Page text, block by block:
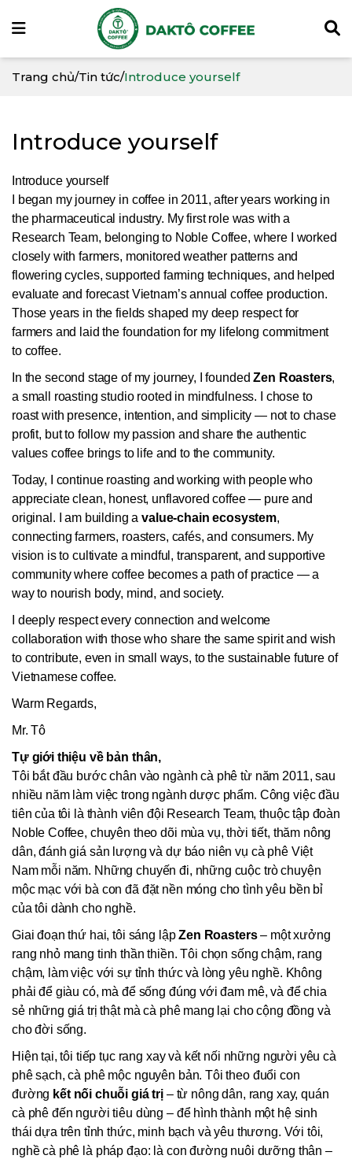
Trang chủ/Tin tức/Introduce yourself
Introduce yourself
Introduce yourself
I began my journey in coffee in 2011, after years working in
the pharmaceutical industry. My first role was with a
Research Team, belonging to Noble Coffee, where I worked
closely with farmers, monitored weather patterns and
flowering cycles, supported farming techniques, and helped
evaluate and forecast Vietnam’s annual coffee production.
Those years in the fields shaped my deep respect for
farmers and laid the foundation for my lifelong commitment
to coffee.
In the second stage of my journey, I foundedZen Roasters,
a small roasting studio rooted in mindfulness. I chose to
roast with presence, intention, and simplicity — not to chase
profit, but to follow my passion and share the authentic
values coffee brings to life and to the community.
Today, I continue roasting and working with people who
appreciate clean, honest, unflavored coffee — pure and
original. I am building avalue-chain ecosystem,
connecting farmers, roasters, cafés, and consumers. My
vision is to cultivate a mindful, transparent, and supportive
community where coffee becomes a path of practice — a
way to nourish body, mind, and society.
I deeply respect every connection and welcome
collaboration with those who share the same spirit and wish
to contribute, even in small ways, to the sustainable future of
Vietnamese coffee.
Warm Regards,
Mr. Tô
Tự giới thiệu về bản thân,
Tôi bắt đầu bước chân vào ngành cà phê từ năm 2011, sau
nhiều năm làm việc trong ngành dược phẩm. Công việc đầu
tiên của tôi là thành viên đội Research Team, thuộc tập đoàn
Noble Coffee, chuyên theo dõi mùa vụ, thời tiết, thăm nông
dân, đánh giá sản lượng và dự báo niên vụ cà phê Việt
Nam mỗi năm. Những chuyến đi, những cuộc trò chuyện
mộc mạc với bà con đã đặt nền móng cho tình yêu bền bỉ
của tôi dành cho nghề.
Giai đoạn thứ hai, tôi sáng lậpZen Roasters– một xưởng
rang nhỏ mang tinh thần thiền. Tôi chọn sống chậm, rang
chậm, làm việc với sự tỉnh thức và lòng yêu nghề. Không
phải để giàu có, mà để sống đúng với đam mê, và để chia
sẻ những giá trị thật mà cà phê mang lại cho cộng đồng và
cho đời sống.
Hiện tại, tôi tiếp tục rang xay và kết nối những người yêu cà
phê sạch, cà phê mộc nguyên bản. Tôi theo đuổi con
đường kết nối chuỗi giá trị– từ nông dân, rang xay, quán
cà phê đến người tiêu dùng – để hình thành một hệ sinh
thái dựa trên tỉnh thức, minh bạch và yêu thương. Với tôi,
nghề cà phê là pháp đạo: là con đường nuôi dưỡng thân –